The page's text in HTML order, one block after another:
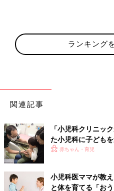
遊ばせる時間が増えてしまうと
ホ・タブレットとは、今後どの
ですから、「絶対に子どもに使
ません。
ん。「仮想空間での出来事は、
い」ということは決して忘れな
たとえば、動物園で実際にゾウ
んのお耳は大きくて、うちわみ
ね」などと話しかけがら、スマ
OKです。
ランキング
関連記事
「小児科クリニッ
た小児科に子ども
科医の決意
赤ちゃん・育児
小児科医ママが教
と体を育てる「お